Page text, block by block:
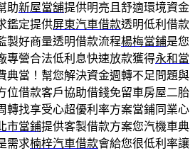
助新屋當舖提供明亮且舒適環境資金
鑑定提供屏東汽車借款透明低利借款
製好商量透明借款流程楊梅當鋪是您
專營合法低利息快速放款獲得永和當
典當！幫您解決資金週轉不足問題與
位借款客戶協助借錢免留車房屋二胎
轉找享受心超優利率方案當鋪同業心
市當鋪提供客製借款方案您汽機車典
需求楠梓汽車借款會給您很低利率讓